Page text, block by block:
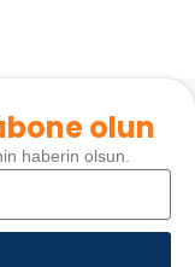
olun
haberin olsun.